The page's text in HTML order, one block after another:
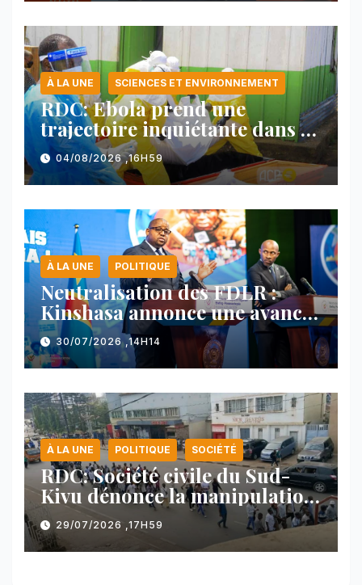
À LA UNE SCIENCES ET ENVIRONNEMENT
RDC: Ebola prend une
trajectoire inquiétante dans le
nord-est du pays
04/08/2026 ,16H59
À LA UNE POLITIQUE
Neutralisation des FDLR :
Kinshasa annonce une avancée
majeure et maintient sa ligne
face au Rwanda
30/07/2026 ,14H14
À LA UNE POLITIQUE SOCIÉTÉ
RDC: Société civile du Sud-
Kivu dénonce la manipulation
des manifestations par
l’AFC/M23
29/07/2026 ,17H59